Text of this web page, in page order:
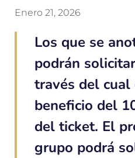
Enero 21, 2026
Los que se
podrán
través del
beneficio del
del ticket. El
grupo podrá